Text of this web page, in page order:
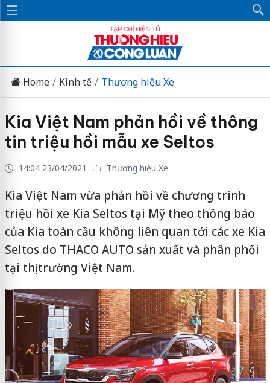
Home Kinh tế Thương hiệu Xe
Kia Việt Nam phản hồi về thông
tin triệu hồi mẫu xe Seltos
14:04 23/04/2021 Thương hiệu Xe
Kia Việt Nam vừa phản hồi về chương trình
triệu hồi xe Kia Seltos tại Mỹ theo thông báo
của Kia toàn cầu không liên quan tới các xe Kia
Seltos do THACO AUTO sản xuất và phân phối
tại thị trường Việt Nam.